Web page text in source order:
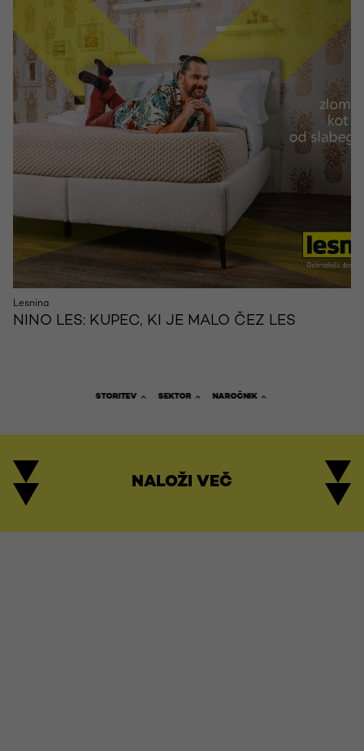
Lesnina
NINO LES: KUPEC, KI JE MALO ČEZ LES
STORITEV SEKTOR NAROČNIK
NALOŽI VEČ